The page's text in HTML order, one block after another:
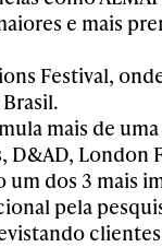
e mais
Festival,
mais de
D&AD, London
um dos 3 mais
pela